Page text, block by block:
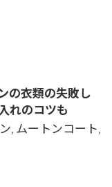
の衣類の失敗し
れのコツも
, ムートンコート,